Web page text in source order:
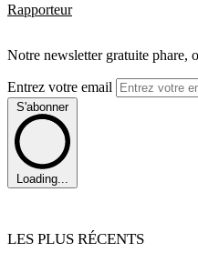
Rapporteur
Notre newsletter gratuite phare,
Entrez votre email
S'abonner
Loading...
LES PLUS RÉCENTS